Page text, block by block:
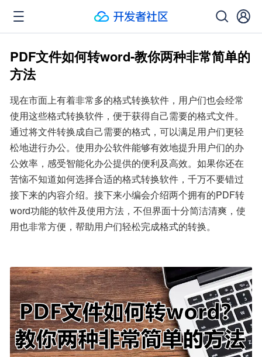
PDF文件如何转word-教你两种非常简单的
方法
现在市面上有着非常多的格式转换软件，用户们也会经常
使用这些格式转换软件，便于获得自己需要的格式文件。
通过将文件转换成自己需要的格式，可以满足用户们更轻
松地进行办公。使用办公软件能够有效地提升用户们的办
公效率，感受智能化办公提供的便利及高效。如果你还在
苦恼不知道如何选择合适的格式转换软件，千万不要错过
接下来的内容介绍。接下来小编会介绍两个拥有的PDF转
word功能的软件及使用方法，不但界面十分简洁清爽，使
用也非常方便，帮助用户们轻松完成格式的转换。